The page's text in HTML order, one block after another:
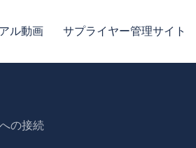
ル動画 サプライヤー管理サイト
の接続